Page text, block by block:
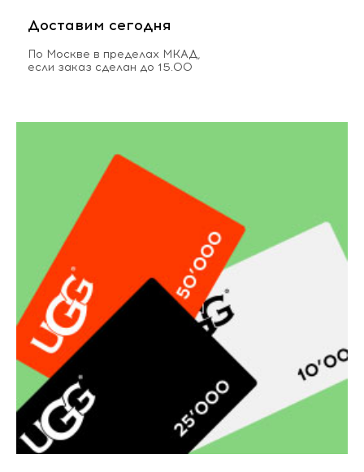
Доставим сегодня
По Москве в пределах МКАД,
если заказ сделан до 15.00